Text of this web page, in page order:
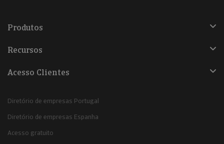
Produtos
Recursos
Acesso Clientes
Diretório de empresas Portugal
Diretório de empresas Espanha
Acesso gratuito